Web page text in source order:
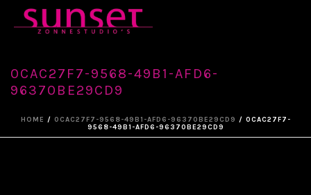
0CAC27F7-9568-49B1-AFD6-
96370BE29CD9
HOME / 0CAC27F7-9568-49B1-AFD6-96370BE29CD9 / 0CAC27F7-
9568-49B1-AFD6-96370BE29CD9